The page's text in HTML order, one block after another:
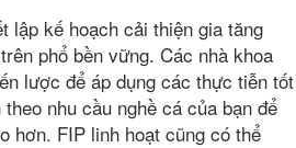
lập kế hoạch cải thiện gia tăng
phổ bền vững. Các nhà khoa
lược để áp dụng các thực tiễn tốt
nhu cầu nghề cá của bạn để
hơn. FIP linh hoạt cũng có thể